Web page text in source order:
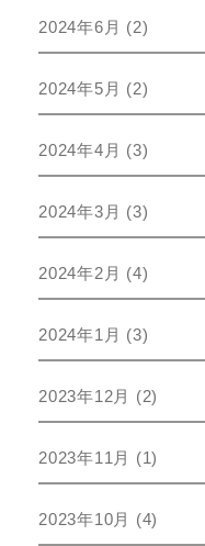
2024年6月 (2)
2024年5月 (2)
2024年4月 (3)
2024年3月 (3)
2024年2月 (4)
2024年1月 (3)
2023年12月 (2)
2023年11月 (1)
2023年10月 (4)